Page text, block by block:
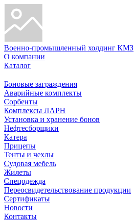
Военно-промышленный холдинг КМЗ
О компании
Каталог
Боновые заграждения
Аварийные комплекты
Сорбенты
Комплексы ЛАРН
Установка и хранение бонов
Нефтесборщики
Катера
Прицепы
Тенты и чехлы
Судовая мебель
Жилеты
Спецодежда
Переосвидетельствование продукции
Сертификаты
Новости
Контакты